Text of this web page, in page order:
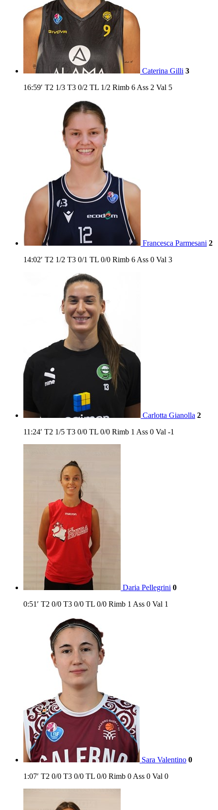
Caterina Gilli 3
16:59′ T2 1/3 T3 0/2 TL 1/2 Rimb 6 Ass 2 Val 5
Francesca Parmesani 2
14:02′ T2 1/2 T3 0/1 TL 0/0 Rimb 6 Ass 0 Val 3
Carlotta Gianolla 2
11:24′ T2 1/5 T3 0/0 TL 0/0 Rimb 1 Ass 0 Val -1
Daria Pellegrini 0
0:51′ T2 0/0 T3 0/0 TL 0/0 Rimb 1 Ass 0 Val 1
Sara Valentino 0
1:07′ T2 0/0 T3 0/0 TL 0/0 Rimb 0 Ass 0 Val 0